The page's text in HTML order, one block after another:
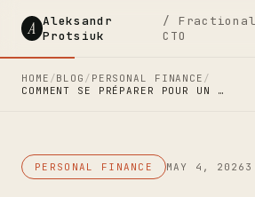
A Aleksandr
Protsiuk
/ Fractional
CTO
HOME /BLOG / PERSONAL FINANCE /
COMMENT SE PRÉPARER POUR UN …
PERSONAL FINANCE MAY 4, 2026 3